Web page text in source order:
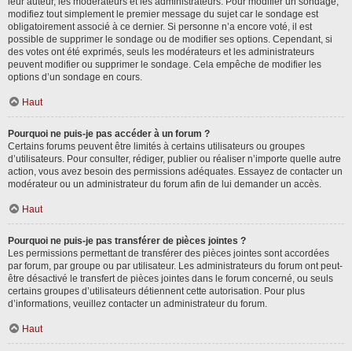
modifiez tout simplement le premier message du sujet car le sondage est
obligatoirement associé à ce dernier. Si personne n’a encore voté, il est
possible de supprimer le sondage ou de modifier ses options. Cependant, si
des votes ont été exprimés, seuls les modérateurs et les administrateurs
peuvent modifier ou supprimer le sondage. Cela empêche de modifier les
options d’un sondage en cours.
Haut
Pourquoi ne puis-je pas accéder à un forum ?
Certains forums peuvent être limités à certains utilisateurs ou groupes
d’utilisateurs. Pour consulter, rédiger, publier ou réaliser n’importe quelle autre
action, vous avez besoin des permissions adéquates. Essayez de contacter un
modérateur ou un administrateur du forum afin de lui demander un accès.
Haut
Pourquoi ne puis-je pas transférer de pièces jointes ?
Les permissions permettant de transférer des pièces jointes sont accordées
par forum, par groupe ou par utilisateur. Les administrateurs du forum ont peut-
être désactivé le transfert de pièces jointes dans le forum concerné, ou seuls
certains groupes d’utilisateurs détiennent cette autorisation. Pour plus
d’informations, veuillez contacter un administrateur du forum.
Haut